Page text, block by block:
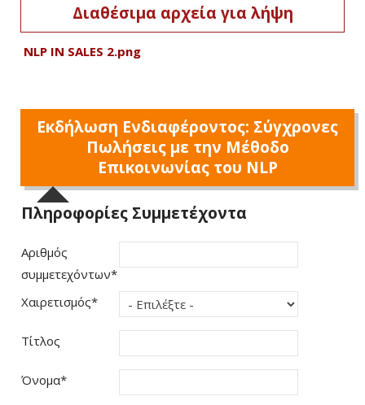
Διαθέσιμα αρχεία για λήψη
NLP IN SALES 2.png
Εκδήλωση Ενδιαφέροντος: Σύγχρονες
Πωλήσεις με την Μέθοδο
Επικοινωνίας του NLP
Πληροφορίες Συμμετέχοντα
Αριθμός
συμμετεχόντων*
Χαιρετισμός*
Τίτλος
Όνομα*